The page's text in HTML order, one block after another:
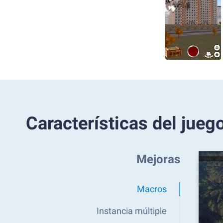
Características del
Mejoras
Macros
Instancia múltiple